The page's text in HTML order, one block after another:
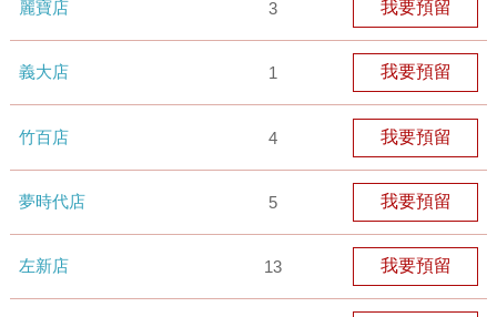
麗寶店 3 我要預留
義大店 1 我要預留
竹百店 4 我要預留
夢時代店 5 我要預留
左新店 13 我要預留